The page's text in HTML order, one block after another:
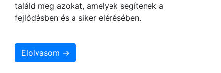
találd meg azokat, amelyek segítenek a
fejlődésben és a siker elérésében.
Elolvasom →